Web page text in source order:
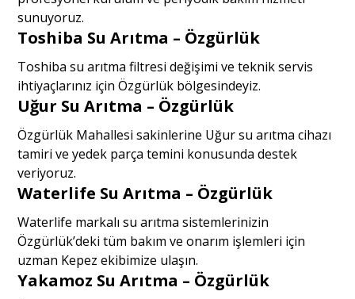
sunuyoruz.
Toshiba Su Arıtma – Özgürlük
Toshiba su arıtma filtresi değişimi ve teknik servis
ihtiyaçlarınız için Özgürlük bölgesindeyiz.
Uğur Su Arıtma – Özgürlük
Özgürlük Mahallesi sakinlerine Uğur su arıtma cihazı
tamiri ve yedek parça temini konusunda destek
veriyoruz.
Waterlife Su Arıtma – Özgürlük
Waterlife markalı su arıtma sistemlerinizin
Özgürlük’deki tüm bakım ve onarım işlemleri için
uzman Kepez ekibimize ulaşın.
Yakamoz Su Arıtma – Özgürlük